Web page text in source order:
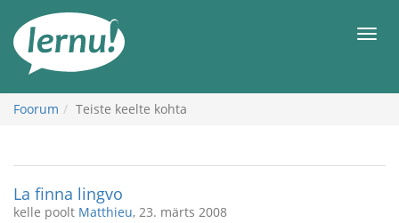
juurde
Foorum Teiste keelte kohta
La finna lingvo
kelle poolt Matthieu, 23. märts 2008